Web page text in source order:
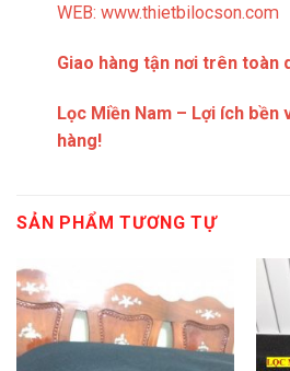
WEB:www.thietbilocson.com
Giao hàng tận nơi trên toàn
Lọc Miền Nam – Lợi ích bền
hàng!
SẢN PHẨM TƯƠNG TỰ